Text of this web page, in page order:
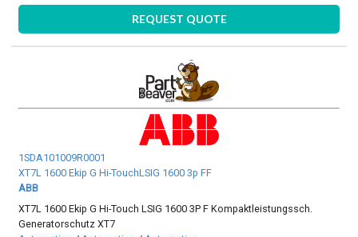
REQUEST QUOTE
1SDA101009R0001
XT7L 1600 Ekip G Hi-TouchLSIG 1600 3p FF
ABB
XT7L 1600 Ekip G Hi-Touch LSIG 1600 3P F Kompaktleistungssch.
Generatorschutz XT7